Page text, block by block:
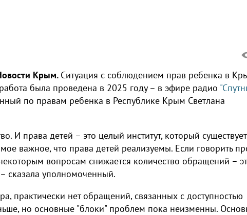
Крым. Ситуация с соблюдением прав ребенка в
была проведена в 2025 году – в эфире радио
по правам ребенка в Республике Крым Светлана
И права детей – это целый институт, который
важное, что права детей реализуемы. Если говорить
вопросам снижается количество обращений –
сказала уполномоченный.
практически нет обращений, связанных с доступностью
но основные "блоки" проблем пока неизменны.